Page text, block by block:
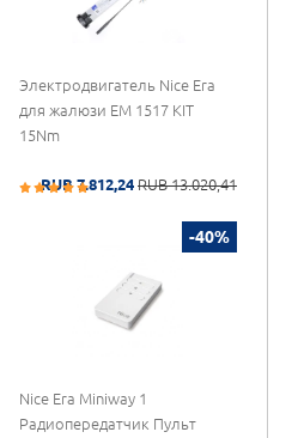
Электродвигатель Nice Era
для жалюзи EM 1517 KIT
15Nm
RUB 7.812,24 RUB 13.020,41
-40%
Nice Era Miniway 1
Радиопередатчик Пульт